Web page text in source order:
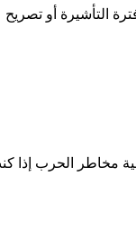
أو تصريح
تغطية مخاطر الحرب إذا كنت